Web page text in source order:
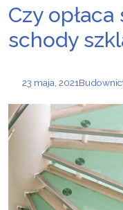
Czy
schody
23 maja, 2021